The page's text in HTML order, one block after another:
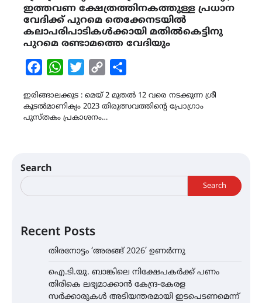
ഇത്തവണ ക്ഷേത്രത്തിനകത്തുള്ള പ്രധാന
വേദിക്ക് പുറമെ തെക്കേനടയിൽ
കലാപരിപാടികൾക്കായി മതിൽകെട്ടിനു
പുറമെ രണ്ടാമത്തെ വേദിയും
FacebookWhatsAppTwitterCopy
ഇരിങ്ങാലക്കുട : മെയ് 2 മുതൽ 12 വരെ നടക്കുന്ന ശ്രീ
കൂടൽമാണിക്യം 2023 തിരുത്സവത്തിന്‍റെ പ്രോഗ്രാം
പുസ്തകം പ്രകാശനം…
Search
Search
Recent Posts
തിരനോട്ടം ‘അരങ്ങ് 2026’ ഉണർന്നു
ഐ.ടി.യു. ബാങ്കിലെ നിക്ഷേപകർക്ക് പണം
തിരികെ ലഭ്യമാക്കാൻ കേന്ദ്ര-കേരള
സർക്കാരുകൾ അടിയന്തരമായി ഇടപെടണമെന്ന്